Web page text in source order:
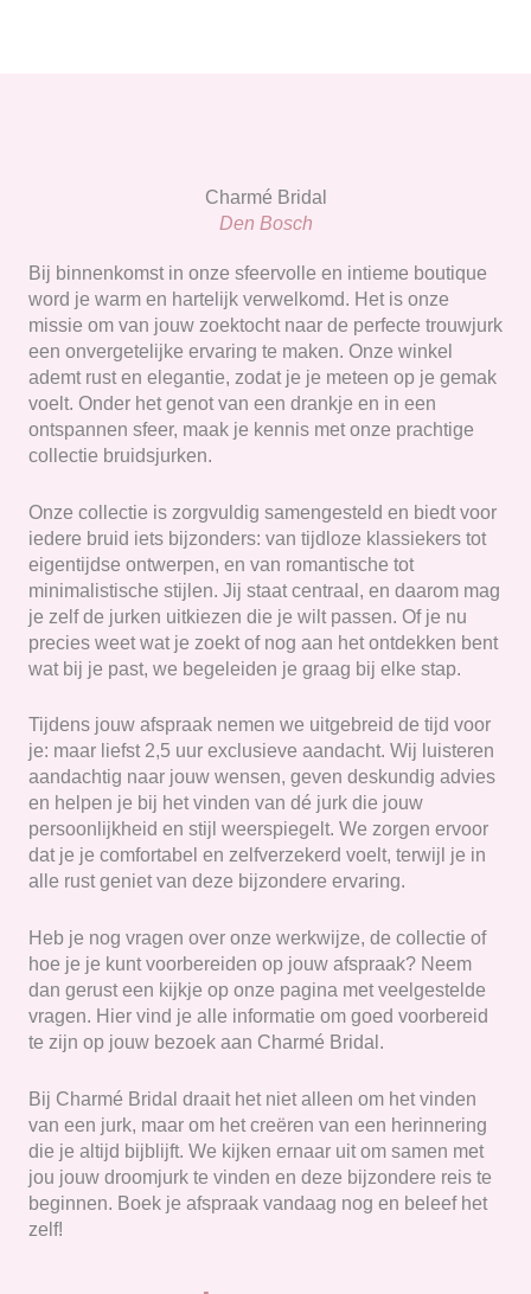
Charmé Bridal
Den Bosch
Bij binnenkomst in onze sfeervolle en intieme boutique
word je warm en hartelijk verwelkomd. Het is onze
missie om van jouw zoektocht naar de perfecte trouwjurk
een onvergetelijke ervaring te maken. Onze winkel
ademt rust en elegantie, zodat je je meteen op je gemak
voelt. Onder het genot van een drankje en in een
ontspannen sfeer, maak je kennis met onze prachtige
collectie bruidsjurken.
Onze collectie is zorgvuldig samengesteld en biedt voor
iedere bruid iets bijzonders: van tijdloze klassiekers tot
eigentijdse ontwerpen, en van romantische tot
minimalistische stijlen. Jij staat centraal, en daarom mag
je zelf de jurken uitkiezen die je wilt passen. Of je nu
precies weet wat je zoekt of nog aan het ontdekken bent
wat bij je past, we begeleiden je graag bij elke stap.
Tijdens jouw afspraak nemen we uitgebreid de tijd voor
je: maar liefst 2,5 uur exclusieve aandacht. Wij luisteren
aandachtig naar jouw wensen, geven deskundig advies
en helpen je bij het vinden van dé jurk die jouw
persoonlijkheid en stijl weerspiegelt. We zorgen ervoor
dat je je comfortabel en zelfverzekerd voelt, terwijl je in
alle rust geniet van deze bijzondere ervaring.
Heb je nog vragen over onze werkwijze, de collectie of
hoe je je kunt voorbereiden op jouw afspraak? Neem
dan gerust een kijkje op onze pagina met veelgestelde
vragen. Hier vind je alle informatie om goed voorbereid
te zijn op jouw bezoek aan Charmé Bridal.
Bij Charmé Bridal draait het niet alleen om het vinden
van een jurk, maar om het creëren van een herinnering
die je altijd bijblijft. We kijken ernaar uit om samen met
jou jouw droomjurk te vinden en deze bijzondere reis te
beginnen. Boek je afspraak vandaag nog en beleef het
zelf!